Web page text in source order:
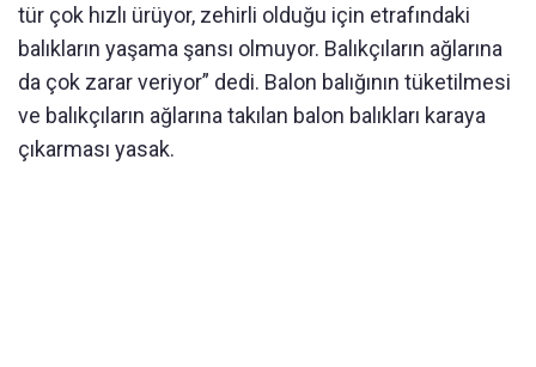
tür çok hızlı ürüyor, zehirli olduğu için etrafındaki
balıkların yaşama şansı olmuyor. Balıkçıların ağlarına
da çok zarar veriyor” dedi. Balon balığının tüketilmesi
ve balıkçıların ağlarına takılan balon balıkları karaya
çıkarması yasak.